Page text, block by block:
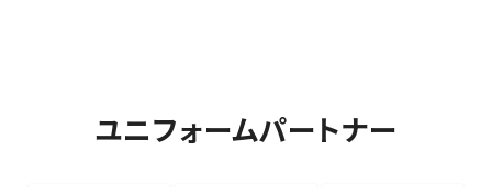
ユニフォームパートナー